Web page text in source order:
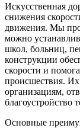
Искусственная
снижения
движения. Мы
можно
школ, больниц,
конструкции
скорости и
происшествия. Их
организациям,
благоустройство
Основные